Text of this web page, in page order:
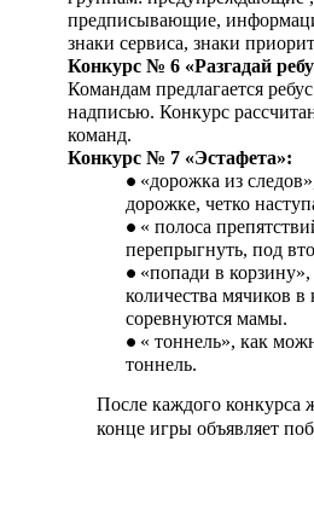
предписывающие,
знаки сервиса, знаки
Конкурс № 6 «Разгадай
Командам предлагается
надписью. Конкурс
команд.
Конкурс № 7 «Эстафета»:
«дорожка из
дорожке, четко
« полоса
перепрыгнуть, под
«попади в
количества мячиков в
соревнуются мамы.
« тоннель», как
тоннель.
После каждого конкурса
конце игры объявляет